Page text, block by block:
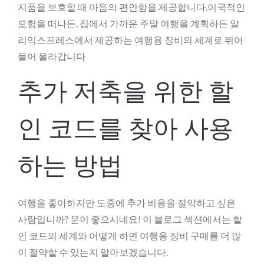
지품을 보호할 때 마음의 편안함을 제공합니다.이국적인
모험을 떠나든, 집에서 가까운 주말 여행을 계획하든 알
리익스프레스에서 제공하는 여행용 장비의 세계로 뛰어
들어 올라갑니다
추가 저축을 위한 할
인 코드를 찾아 사용
하는 방법
여행을 좋아하지만 도중에 추가 비용을 절약하고 싶은
사람입니까? 운이 좋으시네요! 이 블로그 섹션에서는 할
인 코드의 세계와 어떻게 하면 여행용 장비 구매를 더 많
이 절약할 수 있는지 알아보겠습니다.